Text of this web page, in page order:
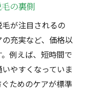
脱毛の選び方
格を両立するポ
た静岡市の選び
の裏側
が注目されるの
充実など、価格以
例えば、短時間で
やすくなっていま
ためのケアが標準